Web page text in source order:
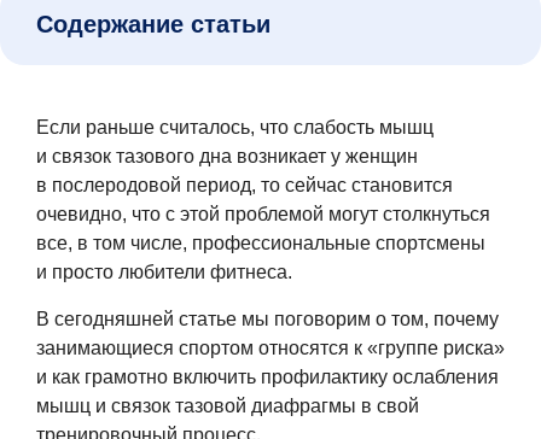
Если раньше считалось, что слабость мышц
и связок тазового дна возникает у женщин
в послеродовой период, то сейчас становится
очевидно, что с этой проблемой могут столкнуться
все, в том числе, профессиональные спортсмены
и просто любители фитнеса.
В сегодняшней статье мы поговорим о том, почему
занимающиеся спортом относятся к «группе риска»
и как грамотно включить профилактику ослабления
мышц и связок тазовой диафрагмы в свой
тренировочный процесс.
Содержание статьи